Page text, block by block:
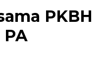
PKBH
PA